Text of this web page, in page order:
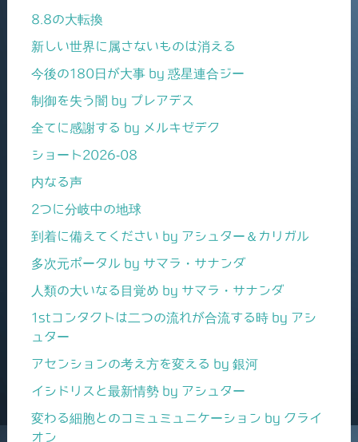
8.8の大転換
新しい世界に属さないものは消える
今後の180日が大事 by 惑星連合ジー
制御を失う闇 by プレアデス
全てに感謝する by メルキゼデク
ショート2026-08
内なる声
2つに分岐中の地球
到着に備えてください by アシュター＆カリガル
多次元ポータル by サマラ・サナンダ
人類の大いなる目覚め by サマラ・サナンダ
1stコンタクトは二つの流れが合流する時 by アシ
ュター
アセンションの考え方を変える by 銀河
イシドリスと最新情勢 by アシュター
変わる細胞とのコミュミュニケーション by クライ
オン